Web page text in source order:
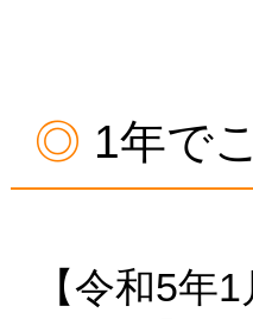
1年で
【令和5年